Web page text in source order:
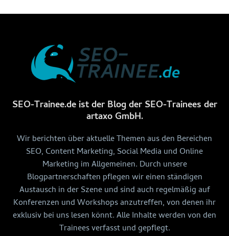
SEO-Trainee.de ist der Blog der SEO-Trainees der
artaxo GmbH.
Wir berichten über aktuelle Themen aus den Bereichen
SEO, Content Marketing, Social Media und Online
Marketing im Allgemeinen. Durch unsere
Blogpartnerschaften pflegen wir einen ständigen
Austausch in der Szene und sind auch regelmäßig auf
Konferenzen und Workshops anzutreffen, von denen ihr
exklusiv bei uns lesen könnt. Alle Inhalte werden von den
Trainees verfasst und gepflegt.